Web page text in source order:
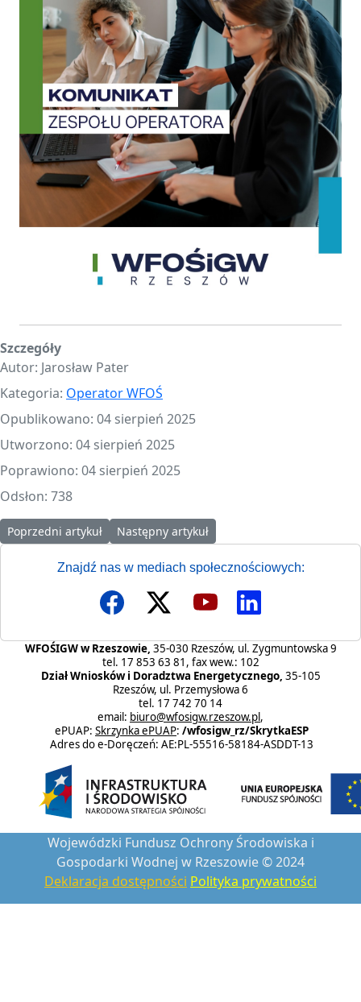
Szczegóły
Autor: Jarosław Pater
Kategoria: Operator WFOŚ
Opublikowano: 04 sierpień 2025
Utworzono: 04 sierpień 2025
Poprawiono: 04 sierpień 2025
Odsłon: 738
Poprzedni artykuł: Przedłużenie naboru w okresie
Poprzedni artykuł Następny artykuł: Zapisy na konsultacje w
Następny artykuł
Znajdź nas w mediach społecznościowych:
WFOŚIGW w Rzeszowie, 35-030 Rzeszów, ul. Zygmuntowska 9
tel. 17 853 63 81, fax wew.: 102
Dział Wniosków i Doradztwa Energetycznego, 35-105
Rzeszów, ul. Przemysłowa 6
tel. 17 742 70 14
email: biuro@wfosigw.rzeszow.pl,
ePUAP: Skrzynka ePUAP: /wfosigw_rz/SkrytkaESP
Adres do e-Doręczeń: AE:PL-55516-58184-ASDDT-13
Wojewódzki Fundusz Ochrony Środowiska i
Gospodarki Wodnej w Rzeszowie © 2024
Deklaracja dostępności Polityka prywatności